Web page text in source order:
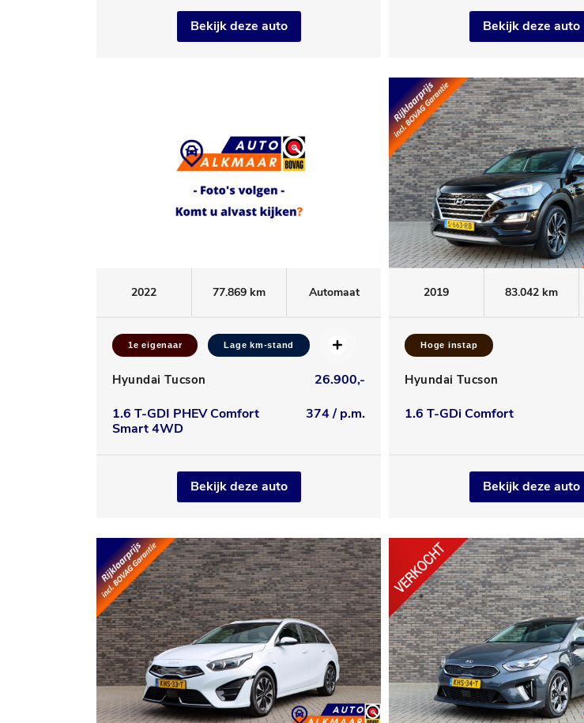
Bekijk deze auto Bekijk deze auto
2022 77.869 km Automaat
1e eigenaar Lage km-stand
Hyundai Tucson
26.900,-
1.6 T-GDI PHEV Comfort
Smart 4WD
374 / p.m.
Bekijk deze auto
2019 83.042 km
Hoge instap
Hyundai Tucson
1.6 T-GDi Comfort
Bekijk deze auto